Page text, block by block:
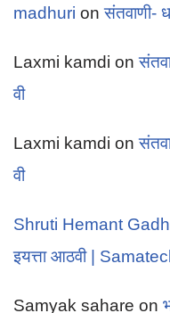
madhuri onसंतवाणी-
Laxmi kamdi on
वी
Laxmi kamdi on
वी
Shruti Hemant
इयत्ता आठवी |
Samyak sahare on